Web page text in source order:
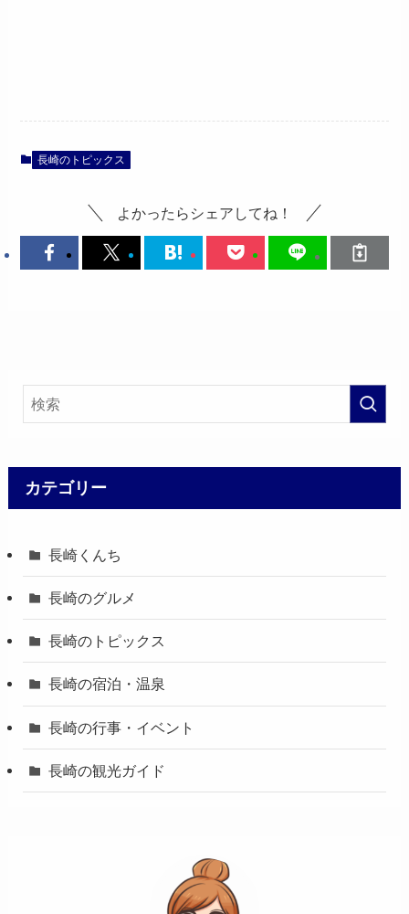
長崎のトピックス
よかったらシェアしてね！
カテゴリー
長崎くんち
長崎のグルメ
長崎のトピックス
長崎の宿泊・温泉
長崎の行事・イベント
長崎の観光ガイド